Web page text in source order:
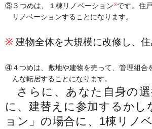
③３つめは、１棟リノベーション※です。住
リノベーションすることになります。
※ 建物全体を大規模に改修し、
④４つめは、敷地や建物を売って、管理組合
んな転居することになります。
さらに、あなた自身の
に、建替えに参加するか
ョン」の場合に、1棟リノ